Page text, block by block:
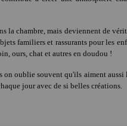
la chambre, mais deviennent de
familiers et rassurants pour les
ours, chat et autres en doudou !
on oublie souvent qu'ils aiment aussi
jour avec de si belles créations.